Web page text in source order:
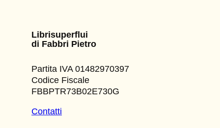
Librisuperflui
di Fabbri Pietro
Partita IVA 01482970397
Codice Fiscale
FBBPTR73B02E730G
Contatti